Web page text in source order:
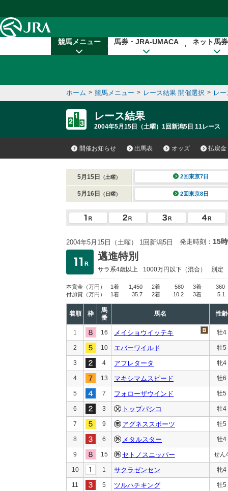
競馬メニュー 馬券・JRA-UMACA ネット馬
ホーム > 競馬メニュー > レース結果 開催選択 > レ
レース結果
2004年5月15日（土曜）1回新潟5日 11レース
開催お知らせ 出馬表 オッズ 払戻金
5月15日 （土曜） 2回東京7日
5月16日 （日曜） 2回東京8日
2004年5月15日（土曜） 1回新潟5日 発走時刻： 15
邁進特別
サラ系4歳以上 1000万円以下 （混合） 別定
本賞金 （万円） 1着 1,450 2着 580 3着
360
付加賞 （万円） 1着 35.7 2着 10.2 3着 5.1
着順 枠
馬
番
馬名 性齢
1 16 メイショウイッテキ 牡4
2 10 エバーワイルド 牡5
3 4 アフレタータ 牝4
4 13 マキシマムスピード 牡6
5 7 フォローザウインド 牡5
6 3 トップパシコ 牡4
7 9 アグネススポーツ 牡5
8 6 メタルスター 牡4
9 15 セトノスニッパー せん
10 1 サクラゼンセン 牝4
11 5 ツルハチキング 牡5